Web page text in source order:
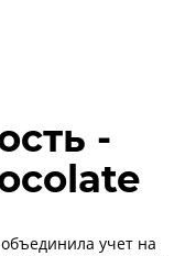
-
учет на